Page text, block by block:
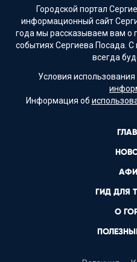
Городской портал
информационный сайт
года мы рассказываем вам о
событиях Сергиева Посада.
всегда
Условия
Информация об
ГИД ДЛЯ
О